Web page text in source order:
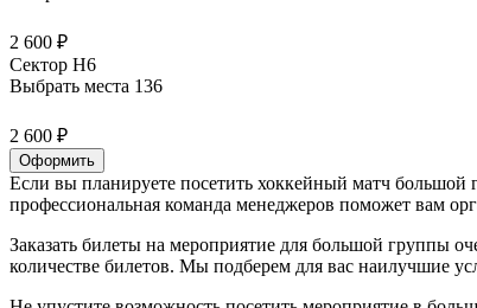
2 600 ₽
Сектор H6
Выбрать места 136
2 600 ₽
Оформить
Если вы планируете посетить хоккейный матч
профессиональная команда менеджеров поможет вам
Заказать билеты на мероприятие для большой группы
количестве билетов. Мы подберем для вас наилучшие